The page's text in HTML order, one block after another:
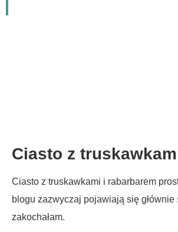
Ciasto z
Ciasto z truskawkami i rabarbarem
blogu zazwyczaj pojawiają się głównie
zakochałam.